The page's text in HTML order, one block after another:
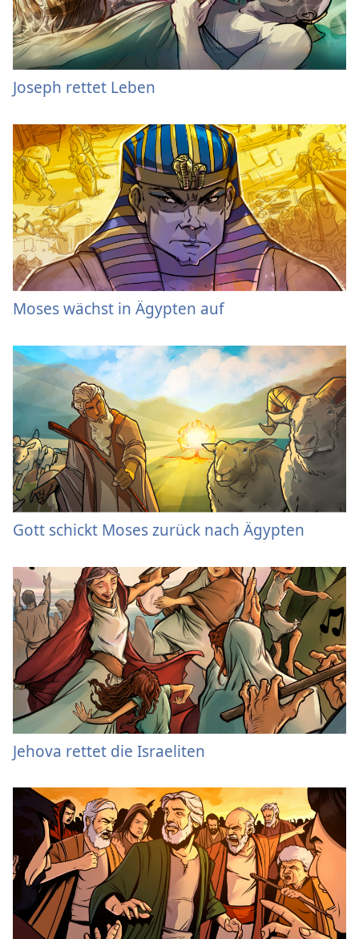
Joseph rettet Leben
Moses wächst in Ägypten auf
Gott schickt Moses zurück nach Ägypten
Jehova rettet die Israeliten